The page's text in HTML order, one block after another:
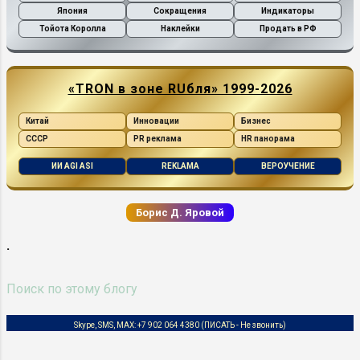
Япония
Тойота Королла
Сокращения
Наклейки
Индикаторы
Продать в РФ
«TRON в зоне RUбля» 1999-2026
Китай
СССР
Инновации
PR реклама
Бизнес
HR панорама
ИИ AGI ASI REKLAMA ВЕРОУЧЕНИЕ
Борис Д. Яровой
.
Skype, SMS, MAX:+7 902 064 4380 (ПИСАТЬ - Не звонить)